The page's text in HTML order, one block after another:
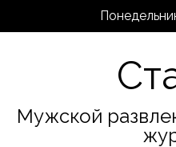
Мужской